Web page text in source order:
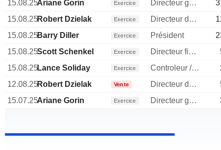
15.08.25Ariane Gorin Exercice Directeur general
15.08.25Robert Dzielak Exercice Directeur des ressources humaines
15.08.25Barry Diller Exercice Président
15.08.25Scott Schenkel Exercice Directeur financier
15.08.25Lance Soliday Exercice Controleur / auditeur
12.08.25Robert Dzielak Vente Directeur des ressources humaines
15.07.25Ariane Gorin Exercice Directeur general